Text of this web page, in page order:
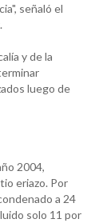
señaló el
y de la
luego de
2004,
eriazo. Por
a 24
solo 11 por